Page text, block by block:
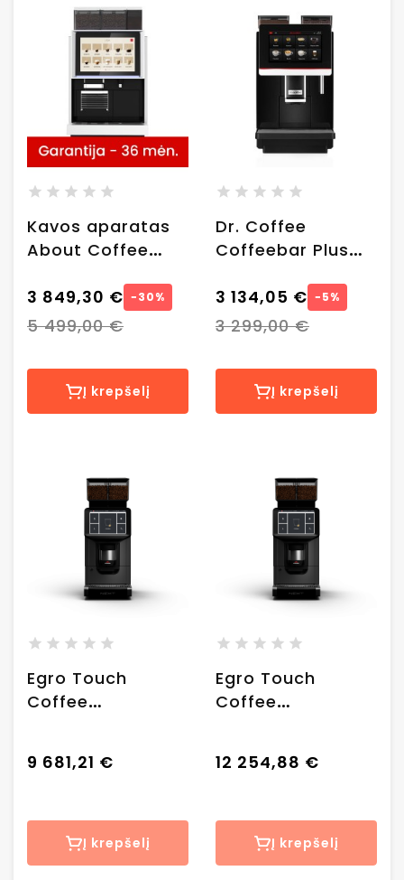
Kavos aparatas
About Coffee
3 849,30 € −30%
5 499,00 €
Į krepšelį
Dr. Coffee
Coffeebar Plus
kavos aparatas
3 134,05 € −5%
3 299,00 €
Į krepšelį
Egro Touch
Coffee
Coffee" kavos
9 681,21 €
Į krepšelį
Egro Touch
Coffee
Coffee" kavos
Coffee Cooler
moduliu
12 254,88 €
Į krepšelį